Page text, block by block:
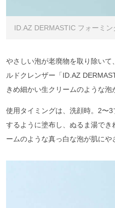
ID.AZ DERMASTIC フォーミ
やさしい泡が老廃物を取り除い
ルドクレンザー「ID.AZ
きめ細かい生クリームのような泡
使用タイミングは、洗顔時。2〜
するように塗布し、ぬるま湯でき
ームのような真っ白な泡が肌にや